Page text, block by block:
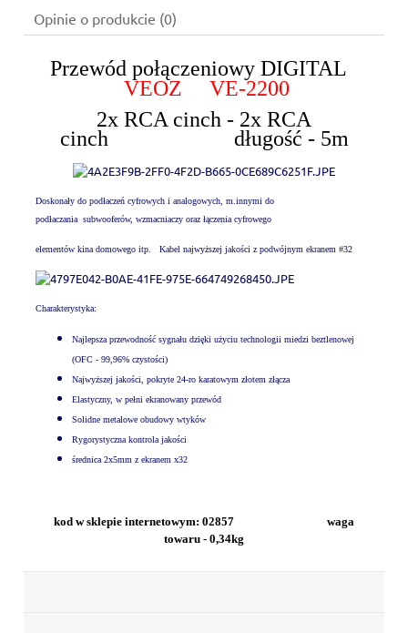
Opinie o produkcie (0)
Przewód połączeniowy DIGITAL
VEOZ VE-2200
2x RCA cinch - 2x RCA
cinch długość - 5m
Doskonały do podłaczeń cyfrowych i analogowych, m.innymi do
podłaczania subwooferów, wzmacniaczy oraz łączenia cyfrowego
elementów kina domowego itp. Kabel najwyższej jakości z podwójnym ekranem #32
Charakterystyka:
Najlepsza przewodność sygnału dzięki użyciu technologii miedzi beztlenowej
(OFC - 99,96% czystości)
Najwyższej jakości, pokryte 24-ro karatowym złotem złącza
Elastyczny, w pełni ekranowany przewód
Solidne metalowe obudowy wtyków
Rygorystyczna kontrola jakości
średnica 2x5mm z ekranem x32
kod w sklepie internetowym: 02857 waga
towaru - 0,34kg